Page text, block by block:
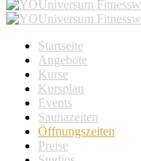
Startseite
Angebote
Kurse
Kursplan
Events
Saunazeiten
Öffnungszeiten
Preise